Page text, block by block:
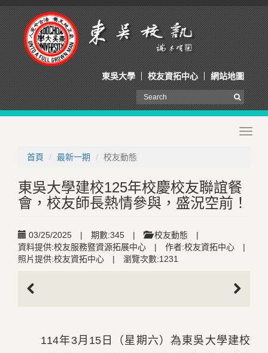
東吳大學 校友資拓中心 網站地圖
首頁
最新一期 校友動態
東吳大學建校125年校慶校友聯誼餐
會，校友師長熱情參與，盛況空前！
03/25/2025 | 期數:345 | 校友動態
|
資料提供:校友服務暨資源拓展中心
| 作者:校友資拓中心
|
照片提供:校友資拓中心
| 瀏覽次數:1231
114年3月15日（星期六）為東吳大學建校